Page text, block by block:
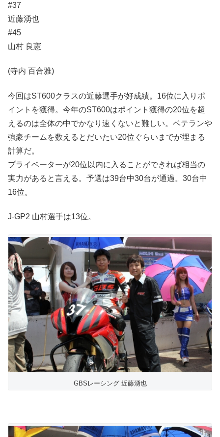
#37
近藤湧也
#45
山村 良憲
(寺内 百合雅)
今回はST600クラスの近藤選手が好成績。16位に入りポ
イントを獲得。今年のST600はポイント獲得の20位を超
えるのは全体の中でかなり速くないと難しい。ベテランや
強豪チームを数えるとだいたい20位ぐらいまでが埋まる
計算だ。
プライベーターが20位以内に入ることができれば相当の
実力があると言える。予選は39台中30台が通過。30台中
16位。
J-GP2 山村選手は13位。
GBSレーシング 近藤湧也